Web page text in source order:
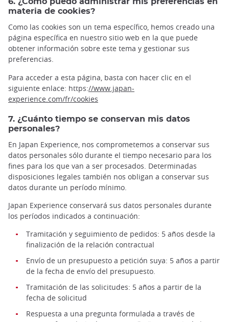
6. ¿Cómo puedo administrar mis preferencias en
materia de cookies?
Como las cookies son un tema específico, hemos creado una
página específica en nuestro sitio web en la que puede
obtener información sobre este tema y gestionar sus
preferencias.
Para acceder a esta página, basta con hacer clic en el
siguiente enlace: https://www.japan-
experience.com/fr/cookies
7. ¿Cuánto tiempo se conservan mis datos
personales?
En Japan Experience, nos comprometemos a conservar sus
datos personales sólo durante el tiempo necesario para los
fines para los que van a ser procesados. Determinadas
disposiciones legales también nos obligan a conservar sus
datos durante un período mínimo.
Japan Experience conservará sus datos personales durante
los períodos indicados a continuación:
Tramitación y seguimiento de pedidos: 5 años desde la
finalización de la relación contractual
Envío de un presupuesto a petición suya: 5 años a partir
de la fecha de envío del presupuesto.
Tramitación de las solicitudes: 5 años a partir de la
fecha de solicitud
Respuesta a una pregunta formulada a través de